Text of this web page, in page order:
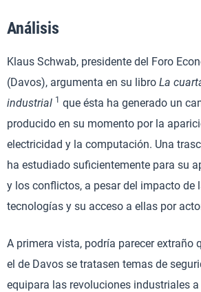
Análisis
Klaus Schwab, presidente del Foro
(Davos), argumenta en su libro La
industrial 1 que ésta ha generado un
producido en su momento por la
electricidad y la computación. Una
ha estudiado suficientemente para su
y los conflictos, a pesar del impacto de
tecnologías y su acceso a ellas por
A primera vista, podría parecer extraño
el de Davos se tratasen temas de
equipara las revoluciones industriales